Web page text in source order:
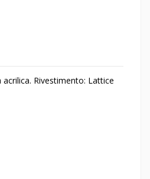
Rivestimento: Lattice